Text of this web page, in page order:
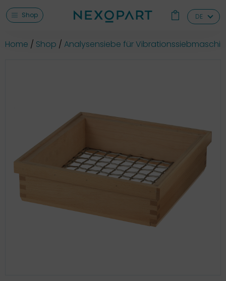
Shop DE
Home Shop Analysensiebe für